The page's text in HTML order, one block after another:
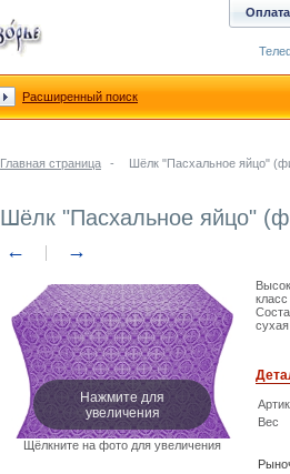
Главная страница - Шёлк "Пасхальное яйцо"
Шёлк "Пасхальное яйцо"
← →
Нажмите для
увеличения
Щёлкните на фото для увеличения
Вес
Оплата
Расширенный поиск